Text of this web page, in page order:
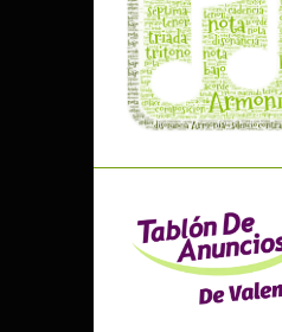
ASIGNATURAS
ATONALISMO
AUDITIVOS